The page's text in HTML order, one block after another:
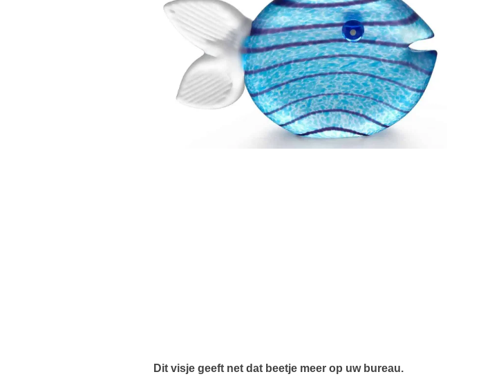
Dit visje geeft net dat beetje meer op uw bureau.